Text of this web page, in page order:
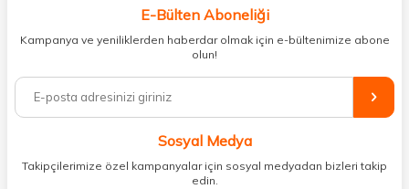
kişisel bakım hem de takviye edici gıda ürünlerini sizlerle
buluşturuyoruz. Artık mağaza mağaza dolaşmanıza gerek yok;
ihtiyacınız olan her şeyi tek bir çatı altında topluyor ve kapınıza kadar
%100 orijinal kozmetik ve sağlık ürünleriyle güzelliğinizi tamamlayabilir,
vücudunuzu desteklemek için güvenilir takviye edici gıdalara
minerallere kadar binlerce ürünü uygun fiyat ve hızlı kargo avantajıyla
sunuyoruz.
E-Bülten Aboneliği
Kampanya ve yeniliklerden haberdar olmak için e-bültenimize abone
olun!
Sosyal Medya
Takipçilerimize özel kampanyalar için sosyal medyadan bizleri takip
edin.